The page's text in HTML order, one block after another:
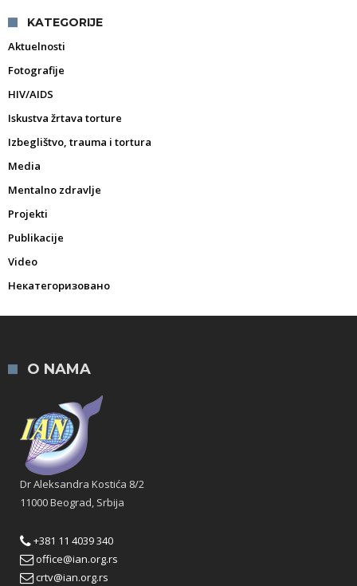
KATEGORIJE
Aktuelnosti
Fotografije
HIV/AIDS
Iskustva žrtava torture
Izbeglištvo, trauma i tortura
Media
Mentalno zdravlje
Projekti
Publikacije
Video
Некатегоризовано
O NAMA
Dr Aleksandra Kostića 8/2
11000 Beograd, Srbija
+381 11 4039 340
office@ian.org.rs
crtv@ian.org.rs